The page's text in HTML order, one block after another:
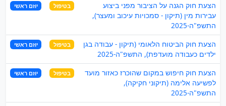
הצעת חוק הגנה על הציבור מפני ביצוע
עבירות מין (תיקון - סמכויות עיכוב ומעצר),
התשפ"ה-2025
בטיפול יוזם ראשי
הצעת חוק הביטוח הלאומי (תיקון - עבודה בגן
ילדים כעבודה מועדפת), התשפ"ה-2025
בטיפול יוזם ראשי
הצעת חוק חיפוש במקום שהוכרז כאזור מועד
לפשיעה אלימה (תיקוני חקיקה),
התשפ"ה-2025
בטיפול יוזם ראשי